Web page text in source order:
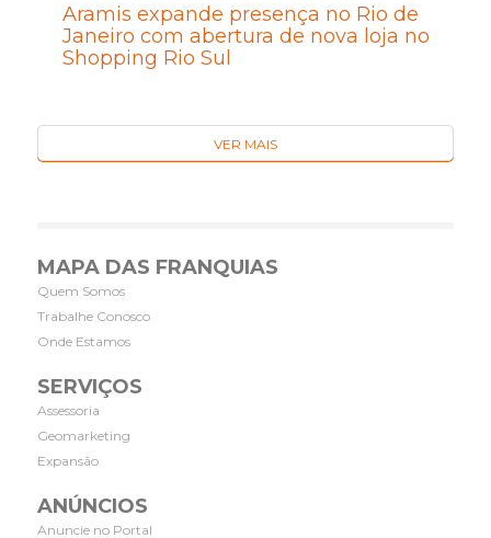
Aramis expande presença no Rio de
Janeiro com abertura de nova loja no
Shopping Rio Sul
VER MAIS
MAPA DAS FRANQUIAS
Quem Somos
Trabalhe Conosco
Onde Estamos
SERVIÇOS
Assessoria
Geomarketing
Expansão
ANÚNCIOS
Anuncie no Portal